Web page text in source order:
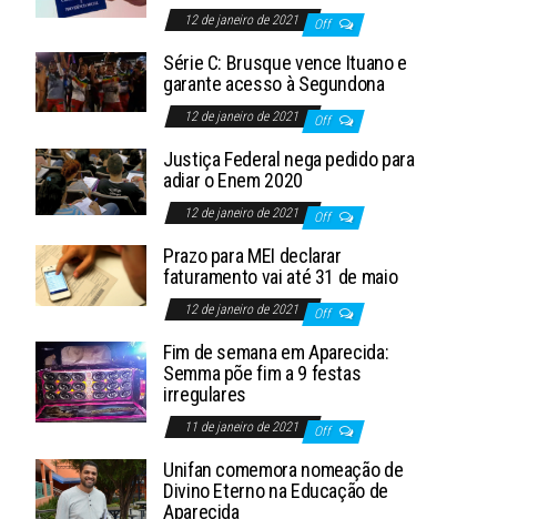
12 de janeiro de 2021 Off
Série C: Brusque vence Ituano e
garante acesso à Segundona
12 de janeiro de 2021 Off
Justiça Federal nega pedido para
adiar o Enem 2020
12 de janeiro de 2021 Off
Prazo para MEI declarar
faturamento vai até 31 de maio
12 de janeiro de 2021 Off
Fim de semana em Aparecida:
Semma põe fim a 9 festas
irregulares
11 de janeiro de 2021 Off
Unifan comemora nomeação de
Divino Eterno na Educação de
Aparecida